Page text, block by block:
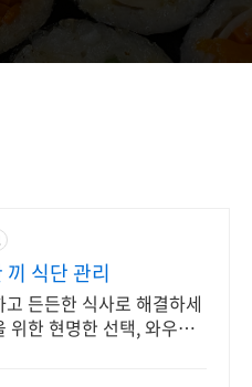
식단 관리
든든한 식사로 해결하세
위한 현명한 선택, 와우회